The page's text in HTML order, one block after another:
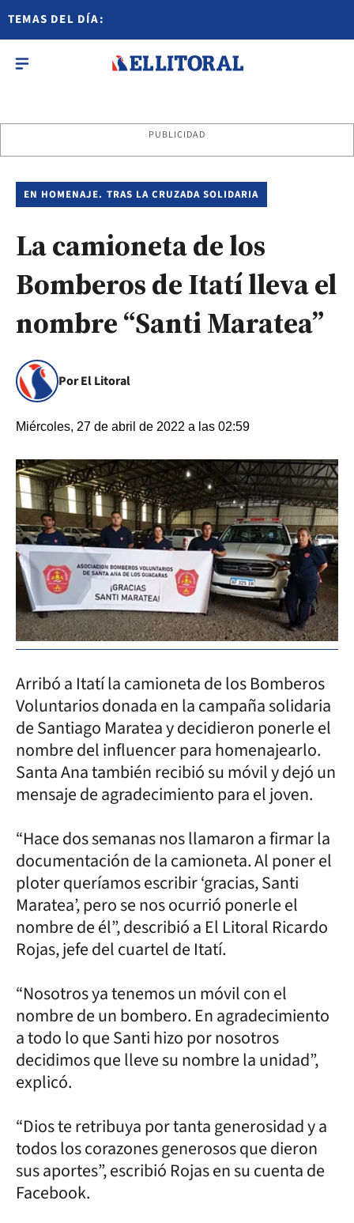
TEMAS DEL DÍA:
PUBLICIDAD
EN HOMENAJE. TRAS LA CRUZADA SOLIDARIA
La camioneta de los
Bomberos de Itatí lleva el
nombre “Santi Maratea”
Por El Litoral
Miércoles, 27 de abril de 2022 a las 02:59
Arribó a Itatí la camioneta de los Bomberos
Voluntarios donada en la campaña solidaria
de Santiago Maratea y decidieron ponerle el
nombre del influencer para homenajearlo.
Santa Ana también recibió su móvil y dejó un
mensaje de agradecimiento para el joven.
“Hace dos semanas nos llamaron a firmar la
documentación de la camioneta. Al poner el
ploter queríamos escribir ‘gracias, Santi
Maratea’, pero se nos ocurrió ponerle el
nombre de él”, describió a El Litoral Ricardo
Rojas, jefe del cuartel de Itatí.
“Nosotros ya tenemos un móvil con el
nombre de un bombero. En agradecimiento
a todo lo que Santi hizo por nosotros
decidimos que lleve su nombre la unidad”,
explicó.
“Dios te retribuya por tanta generosidad y a
todos los corazones generosos que dieron
sus aportes”, escribió Rojas en su cuenta de
Facebook.